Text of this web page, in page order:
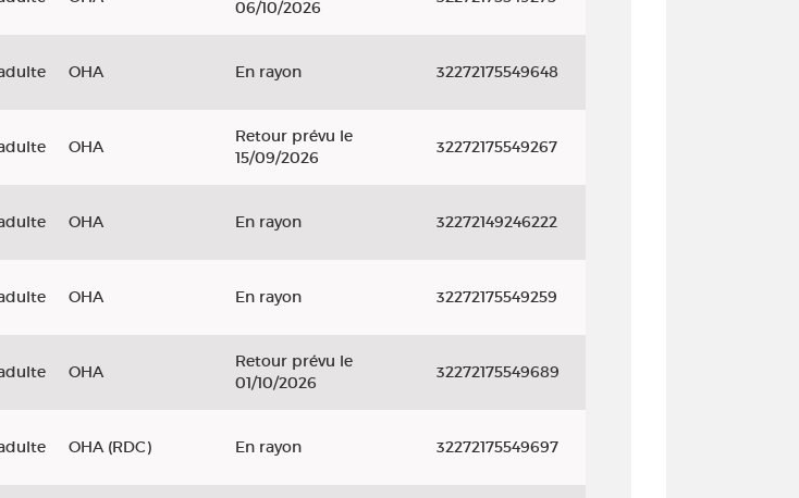
06/10/2026
OHA En rayon 32272175549648
OHA
Retour prévu le
15/09/2026
32272175549267
OHA En rayon 32272149246222
OHA En rayon 32272175549259
OHA
Retour prévu le
01/10/2026
32272175549689
OHA (RDC) En rayon 32272175549697